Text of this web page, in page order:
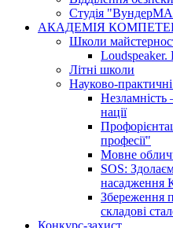
Студія
АКАДЕМІЯ
Школи
Loudspeaker.
Літні школи
Науково-
Незламність
нації
професії"
Мовне
SOS:
насадження
Збереження
складові